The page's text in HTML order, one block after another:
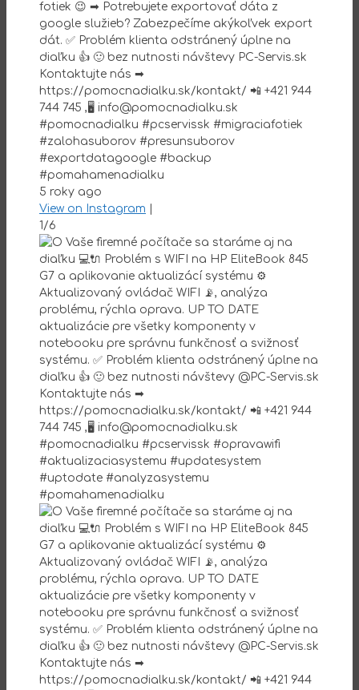
fotiek 😉 ➡ Potrebujete exportovať dáta z
google služieb? Zabezpečíme akýkoľvek export
dát. ✅ Problém klienta odstránený úplne na
diaľku 👍 🙂 bez nutnosti návštevy PC-Servis.sk
Kontaktujte nás ➡
https://pomocnadialku.sk/kontakt/ 📲 +421 944
744 745 ,🖥 info@pomocnadialku.sk
#pomocnadialku #pcservissk #migraciafotiek
#zalohasuborov #presunsuborov
#exportdatagoogle #backup
#pomahamenadialku
5 roky ago
View on Instagram
1/6